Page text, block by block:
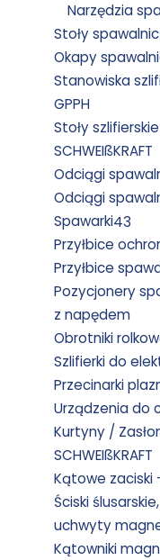
Narzędzia
Stoły
Okapy
Stanowiska
GPPH
Stoły
SCHWEIßKRAFT
Odciągi
Odciągi
Spawarki43
Przyłbice
Przyłbice
Pozycjonery
z napędem
Obrotniki
Szlifierki do
Przecinarki
Urządzenia do
Kurtyny /
SCHWEIßKRAFT
Kątowe zaciski
Ściski
uchwyty
Kątowniki